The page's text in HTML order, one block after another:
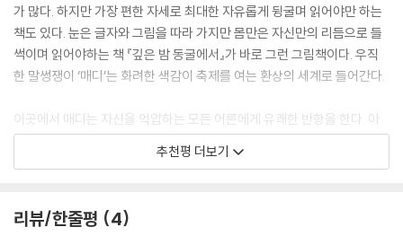
가 많다. 하지만 가장 편한 자세로 최대한 자유롭게 뒹굴며 읽어야만 하는
책도 있다. 눈은 글자와 그림을 따라 가지만 몸만은 자신만의 리듬으로 들
썩이며 읽어야하는 책 『깊은 밤 동굴에서』가 바로 그런 그림책이다. 우직
한 말썽쟁이 ‘매디’는 화려한 색감이 축제를 여는 환상의 세계로 들어간다.
이곳에서 매디는 자신을 억압하는 모든 어른에게 유쾌한 반항을 한다. 아
이라서 고개 숙이지 않아도 되고 아이라서 고려하지 않아도 좋을 세상이
다. 하지만 이런 세상이 동굴 속이라는 게 이야기가 지닌 가장 큰 수수께끼
다. 가장 좋아하는 자세로 편하게 읽어요. 그리고 책장을 넘길 때마다 하고
추천평 더보기
리뷰/한줄평 4